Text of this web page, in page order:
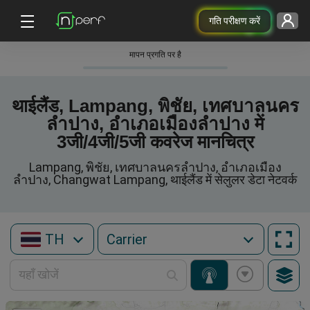
गति परीक्षण करें
मापन प्रगति पर है
थाईलैंड, Lampang, พิชัย, เทศบาลนคร
ลำปาง, อำเภอเมืองลำปาง में
3जी/4जी/5जी कवरेज मानचित्र
Lampang, พิชัย, เทศบาลนครลำปาง, อำเภอเมือง
ลำปาง, Changwat Lampang, थाईलैंड में सेलुलर डेटा नेटवर्क
TH